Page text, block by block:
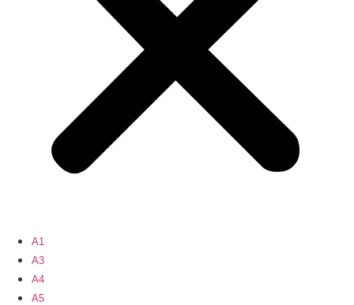
A1
A3
A4
A5